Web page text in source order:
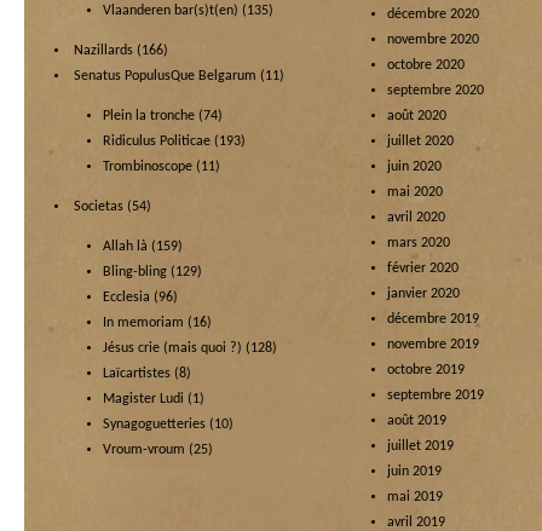
Vlaanderen bar(s)t(en) (135)
Nazillards (166)
Senatus PopulusQue Belgarum (11)
Plein la tronche (74)
Ridiculus Politicae (193)
Trombinoscope (11)
Societas (54)
Allah là (159)
Bling-bling (129)
Ecclesia (96)
In memoriam (16)
Jésus crie (mais quoi ?) (128)
Laïcartistes (8)
Magister Ludi (1)
Synagoguetteries (10)
Vroum-vroum (25)
décembre 2020
novembre 2020
octobre 2020
septembre 2020
août 2020
juillet 2020
juin 2020
mai 2020
avril 2020
mars 2020
février 2020
janvier 2020
décembre 2019
novembre 2019
octobre 2019
septembre 2019
août 2019
juillet 2019
juin 2019
mai 2019
avril 2019